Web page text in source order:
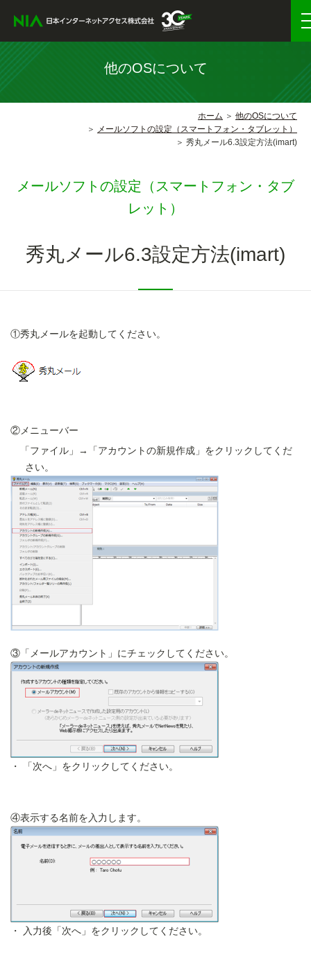
他のOSについて
ホーム
他のOSについて
メールソフトの設定（スマートフォン・タブレット）
秀丸メール6.3設定方法(imart)
メールソフトの設定（スマートフォン・タブ
レット）
秀丸メール6.3設定方法(imart)
①秀丸メールを起動してください。
②メニューバー
「ファイル」→「アカウントの新規作成」をクリックしてくだ
さい。
③「メールアカウント」にチェックしてください。
「次へ」をクリックしてください。
④表示する名前を入力します。
入力後「次へ」をクリックしてください。